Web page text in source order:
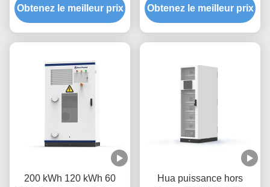
sur réseau hors réseau
Système de stockage de
Obtenez le meilleur prix
extérieur tout en un ESS
Armoire PV LiFePO4
Obtenez le meilleur prix
200 kWh 120 kWh 60
Hua puissance hors